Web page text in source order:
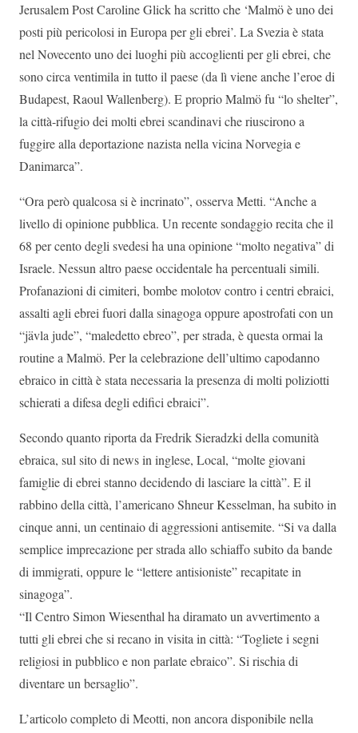
Jerusalem Post Caroline Glick ha scritto che ‘Malmö è uno dei
posti più pericolosi in Europa per gli ebrei’. La Svezia è stata
nel Novecento uno dei luoghi più accoglienti per gli ebrei, che
sono circa ventimila in tutto il paese (da lì viene anche l’eroe di
Budapest, Raoul Wallenberg). E proprio Malmö fu “lo shelter”,
la città-rifugio dei molti ebrei scandinavi che riuscirono a
fuggire alla deportazione nazista nella vicina Norvegia e
Danimarca”.
“Ora però qualcosa si è incrinato”, osserva Metti. “Anche a
livello di opinione pubblica. Un recente sondaggio recita che il
68 per cento degli svedesi ha una opinione “molto negativa” di
Israele. Nessun altro paese occidentale ha percentuali simili.
Profanazioni di cimiteri, bombe molotov contro i centri ebraici,
assalti agli ebrei fuori dalla sinagoga oppure apostrofati con un
“jävla jude”, “maledetto ebreo”, per strada, è questa ormai la
routine a Malmö. Per la celebrazione dell’ultimo capodanno
ebraico in città è stata necessaria la presenza di molti poliziotti
schierati a difesa degli edifici ebraici”.
Secondo quanto riporta da Fredrik Sieradzki della comunità
ebraica, sul sito di news in inglese, Local, “molte giovani
famiglie di ebrei stanno decidendo di lasciare la città”. E il
rabbino della città, l’americano Shneur Kesselman, ha subito in
cinque anni, un centinaio di aggressioni antisemite. “Si va dalla
semplice imprecazione per strada allo schiaffo subito da bande
di immigrati, oppure le “lettere antisioniste” recapitate in
sinagoga”.
“Il Centro Simon Wiesenthal ha diramato un avvertimento a
tutti gli ebrei che si recano in visita in città: “Togliete i segni
religiosi in pubblico e non parlate ebraico”. Si rischia di
diventare un bersaglio”.
L’articolo completo di Meotti, non ancora disponibile nella